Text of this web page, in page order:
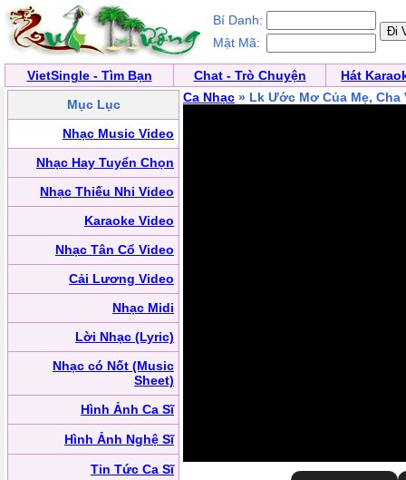
Bí Danh:
Mật Mã:
VietSingle - Tìm Bạn Chat - Trò Chuyện
Hát
Mục Lục
Nhạc Music Video
Nhạc Hay Tuyển Chọn
Nhạc Thiếu Nhi Video
Karaoke Video
Nhạc Tân Cổ Video
Cải Lương Video
Nhạc Midi
Lời Nhạc (Lyric)
Nhạc có Nốt (Music
Sheet)
Hình Ảnh Ca Sĩ
Hình Ảnh Nghệ Sĩ
Tin Tức Ca Sĩ
Ca Nhạc » Lk Ước Mơ Của Mẹ, Cha